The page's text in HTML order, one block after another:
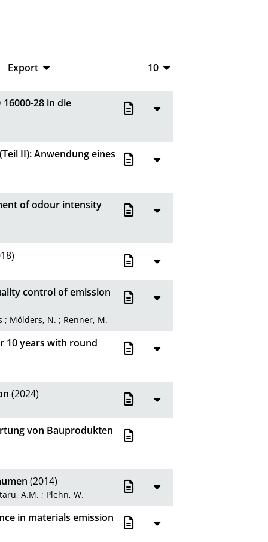
Export
RIS
10
20
100
28 in die
II): Anwendung eines
of odour intensity
control of emission
; Mölders, N. ; Renner, M.
10 years with round
(2024)
von Bauprodukten
(2014)
A.M. ; Plehn, W.
in materials emission